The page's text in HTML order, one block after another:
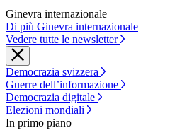
Ginevra internazionale
Di più Ginevra internazionale
Vedere tutte le newsletter
Democrazia svizzera
Guerre dell’informazione
Democrazia digitale
Elezioni mondiali
In primo piano